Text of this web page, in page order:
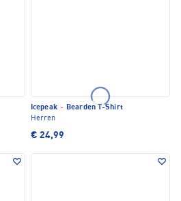
Icepeak · Bearden T-Shirt
Herren
€ 24,99